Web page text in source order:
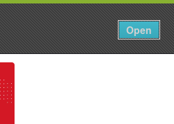
Open
Đăng nhập VI